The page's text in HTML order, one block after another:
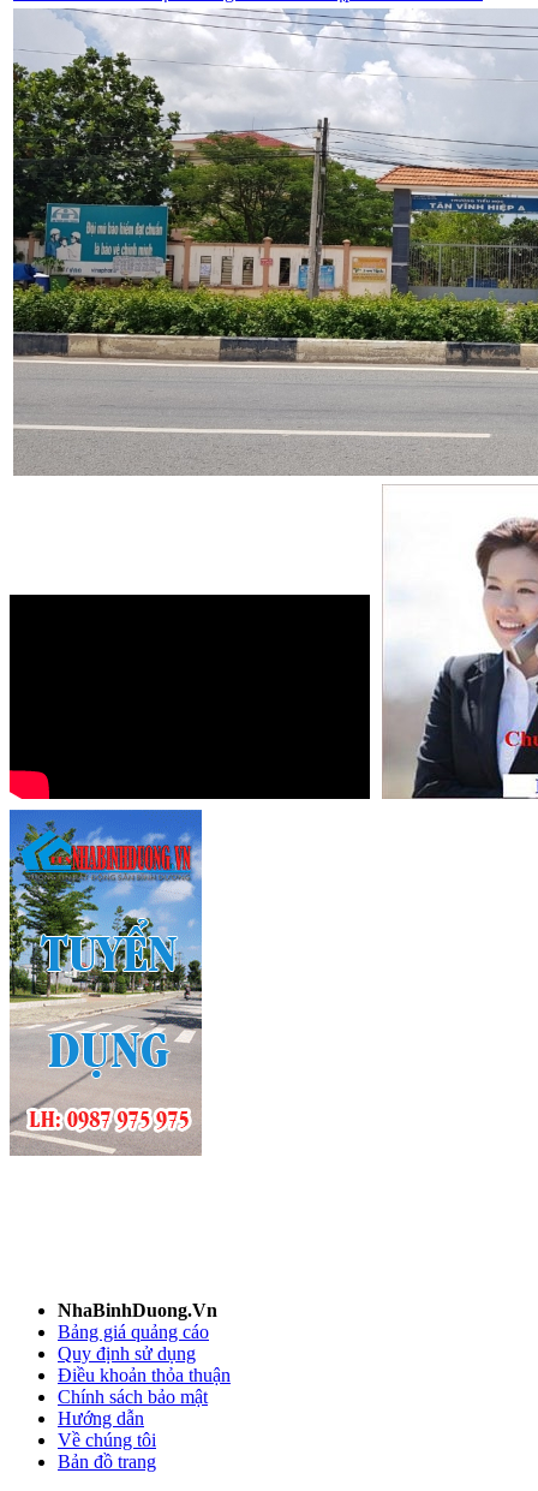
NhaBinhDuong.Vn
Bảng giá quảng cáo
Quy định sử dụng
Điều khoản thỏa thuận
Chính sách bảo mật
Hướng dẫn
Về chúng tôi
Bản đồ trang